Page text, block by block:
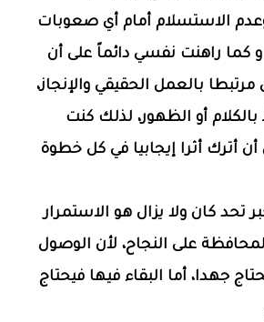
الاستسلام أمام أي صعوبات
و كما راهنت نفسي دائماً على أن
بالعمل الحقيقي والإنجاز،
أو الظهور، لذلك كنت
أترك أثرا إيجابيا في كل خطوة
تحد كان ولا يزال هو الاستمرار
على النجاح، لأن الوصول
جهدا، أما البقاء فيها فيحتاج